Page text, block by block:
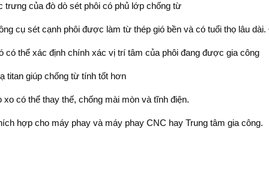
trưng của đò dò sét phôi có phủ lớp chống từ
cụ sét cạnh phôi được làm từ thép gió bền và có tuổi thọ lâu
có thể xác định chính xác vị trí tâm của phôi đang được gia công
titan giúp chống từ tính tốt hơn
xo có thể thay thế, chống mài mòn và tĩnh điện.
hợp cho máy phay và máy phay CNC hay Trung tâm gia công.